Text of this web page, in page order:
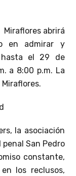
Miraflores abrirá
en admirar y
hasta el 29 de
a 8:00 p.m. La
la asociación
San Pedro
constante,
los reclusos,